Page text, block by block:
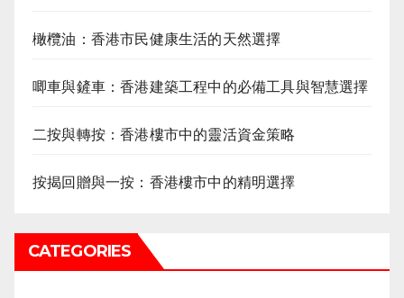
橄欖油：香港市民健康生活的天然選擇
唧車與鏟車：香港建築工程中的必備工具與智慧選擇
二按與轉按：香港樓市中的靈活資金策略
按揭回贈與一按：香港樓市中的精明選擇
CATEGORIES